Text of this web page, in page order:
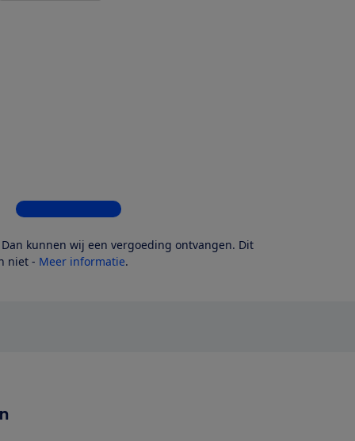
Bekijk alle 4 winkels
kunnen wij een vergoeding ontvangen. Dit
niet - Meer informatie.